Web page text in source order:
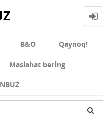
В&О Qaynoq!
Maslahat bering